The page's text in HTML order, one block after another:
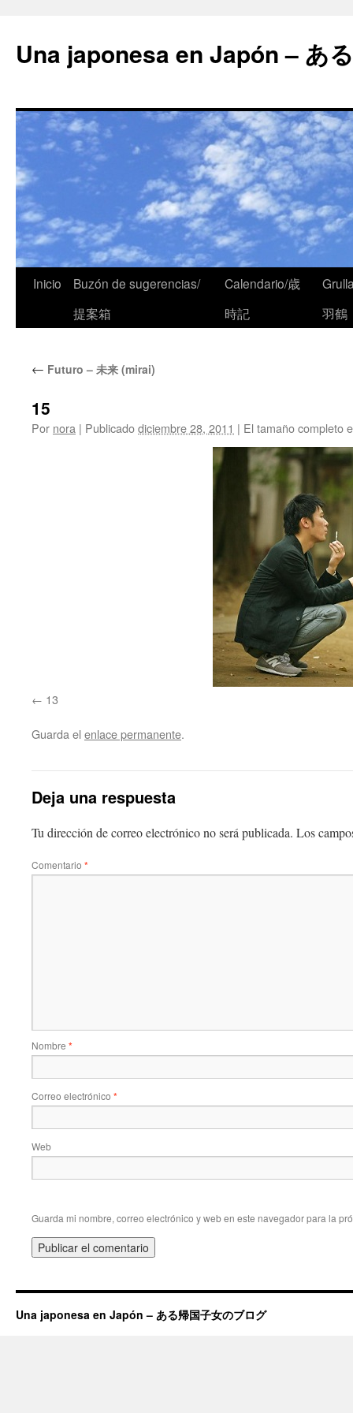
Una japonesa en Japón – あ
Inicio
Buzón de sugerencias/
提案箱
Calendario/歳
時記
羽鶴
← Futuro – 未来 (mirai)
15
Por nora | Publicadodiciembre 28, 2011 | El tamaño completo
13
Guarda el enlace permanente.
Deja una respuesta
Tu dirección de correo electrónico no será publicada. Los
Comentario *
Nombre *
Correo electrónico *
Web
Guarda mi nombre, correo electrónico y web en este navegador para la
Una japonesa en Japón – ある帰国子女のブログ